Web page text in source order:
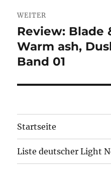
WEITER
Nächster
Beitrag:
Review: Blade
Warm ash,
Band 01
Startseite
Liste deutscher Light